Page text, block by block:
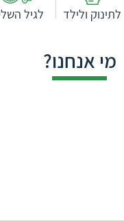
לתינוק ולילד לגיל
מי אנחנו?